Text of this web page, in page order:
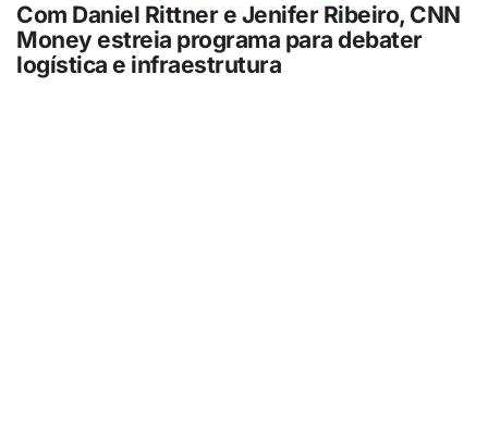
Com Daniel Rittner e Jenifer Ribeiro, CNN
Money estreia programa para debater
logística e infraestrutura